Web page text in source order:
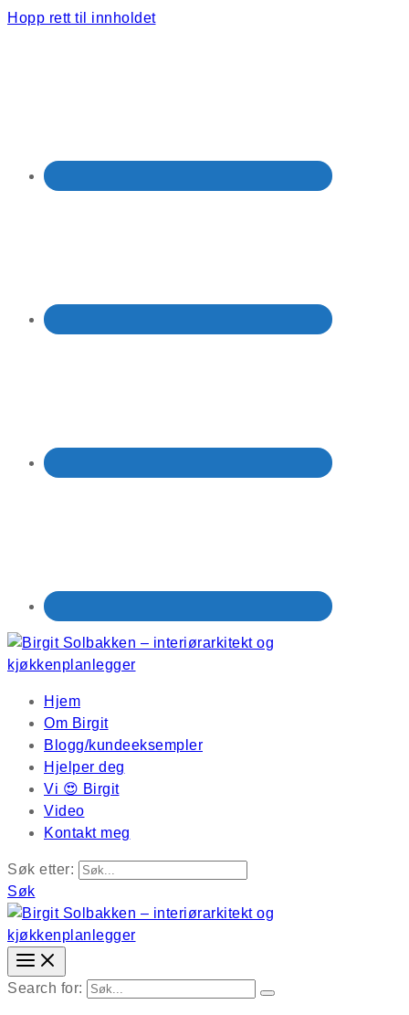
Hopp rett til innholdet
Hjem
Om Birgit
Blogg/kundeeksempler
Hjelper deg
Vi 😍 Birgit
Video
Kontakt meg
Søk etter:
Søk
Search for: